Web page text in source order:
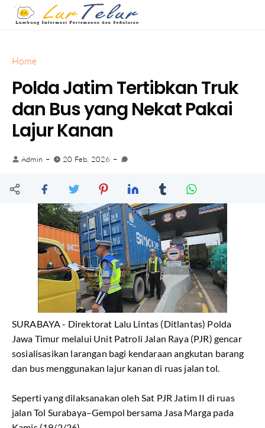
Home
Polda Jatim Tertibkan Truk
dan Bus yang Nekat Pakai
Lajur Kanan
Admin 20 Feb, 2026
SURABAYA - Direktorat Lalu Lintas (Ditlantas) Polda
Jawa Timur melalui Unit Patroli Jalan Raya (PJR) gencar
sosialisasikan larangan bagi kendaraan angkutan barang
dan bus menggunakan lajur kanan di ruas jalan tol.
Seperti yang dilaksanakan oleh Sat PJR Jatim II di ruas
jalan Tol Surabaya–Gempol bersama Jasa Marga pada